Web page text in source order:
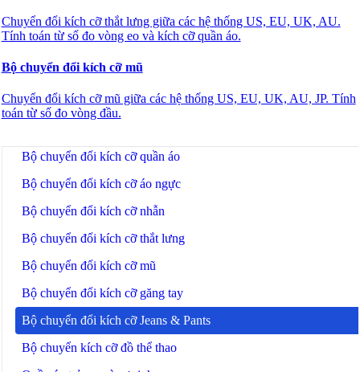
🔗Related Tools
🛍️Thời trang & Mua sắm
🔧 TOOLS
Bộ chuyển đổi kích cỡ quần áo
Bộ chuyển đổi kích cỡ áo ngực
Bộ chuyển đổi kích cỡ nhẫn
Bộ chuyển đổi kích cỡ thắt lưng
Bộ chuyển đổi kích cỡ mũ
Bộ chuyển đổi kích cỡ găng tay
Bộ chuyển đổi kích cỡ Jeans & Pants
Bộ chuyển kích cỡ đồ thể thao
Chuyển đổi kích cỡ thắt lưng giữa các hệ thống US, EU, UK, AU.
Tính toán từ số đo vòng eo và kích cỡ quần áo.
Bộ chuyển đổi kích cỡ mũ
Chuyển đổi kích cỡ mũ giữa các hệ thống US, EU, UK, AU, JP. Tính
toán từ số đo vòng đầu.